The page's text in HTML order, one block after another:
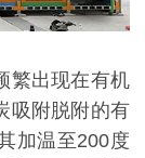
繁出现在有机
吸附脱附的有
加温至200度